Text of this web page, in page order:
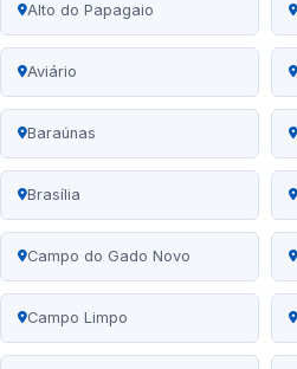
Alto do Papagaio
Aviário
Baraúnas
Brasília
Campo do Gado Novo
Campo Limpo